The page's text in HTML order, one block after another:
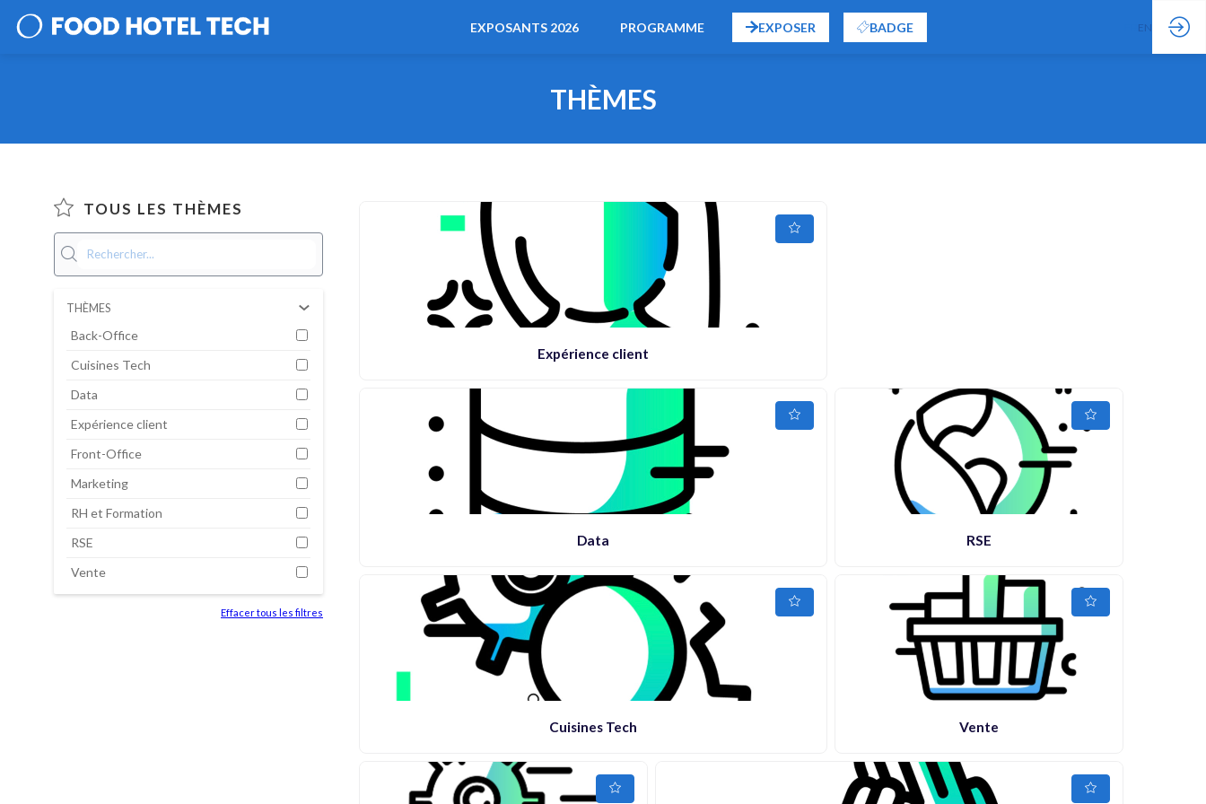
EXPOSANTS 2026 PROGRAMME EXPOSER BADGE EN
THÈMES
TOUS LES THÈMES
THÈMES
Back-Office
Cuisines Tech
Data
Expérience client
Front-Office
Marketing
RH et Formation
RSE
Vente
Effacer tous les filtres
Expérience client
Data RSE
Cuisines Tech Vente